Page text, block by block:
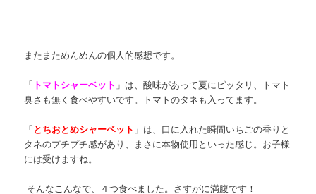
またまためんめんの個人的感想です。
「 トマトシャーベット 」は、酸味があって夏にピッタリ、トマト
臭さも無く食べやすいです。トマトのタネも入ってます。
「とちおとめシャーベット 」は、口に入れた瞬間いちごの香りと
タネのプチプチ感があり、まさに本物使用といった感じ。お子様
には受けますね。
そんなこんなで、４つ食べました。さすがに満腹です！